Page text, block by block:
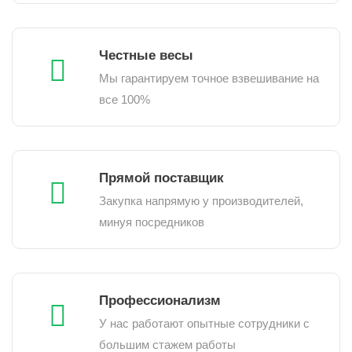
Честные весы
Мы гарантируем точное взвешивание на
все 100%
Прямой поставщик
Закупка напрямую у производителей,
минуя посредников
Профессионализм
У нас работают опытные сотрудники с
большим стажем работы